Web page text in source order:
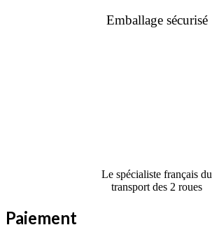
Emballage sécurisé
Le spécialiste français du
transport des 2 roues
Paiement